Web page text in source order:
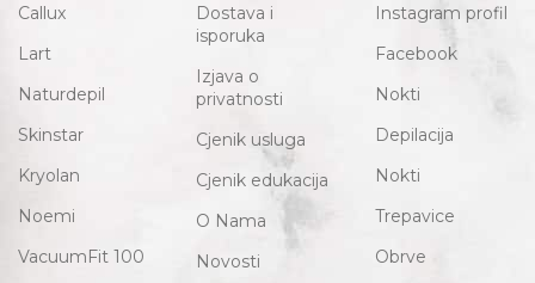
Callux
Lart
Naturdepil
Skinstar
Kryolan
Noemi
VacuumFit 100
Dostava i
isporuka
Izjava o
privatnosti
Cjenik usluga
Cjenik edukacija
O Nama
Novosti
Instagram profil
Facebook
Nokti
Depilacija
Nokti
Trepavice
Obrve